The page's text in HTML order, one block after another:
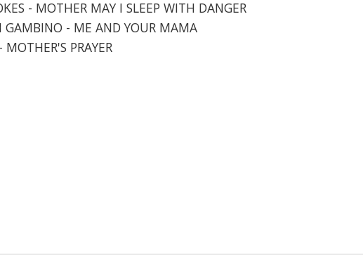
- MOTHER MAY I SLEEP WITH DANGER
- ME AND YOUR MAMA
PRAYER